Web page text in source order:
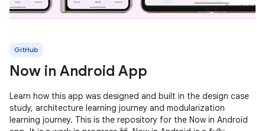
GitHub
Now in Android App
Learn how this app was designed and built in the design case
study, architecture learning journey and modularization
learning journey. This is the repository for the Now in Android